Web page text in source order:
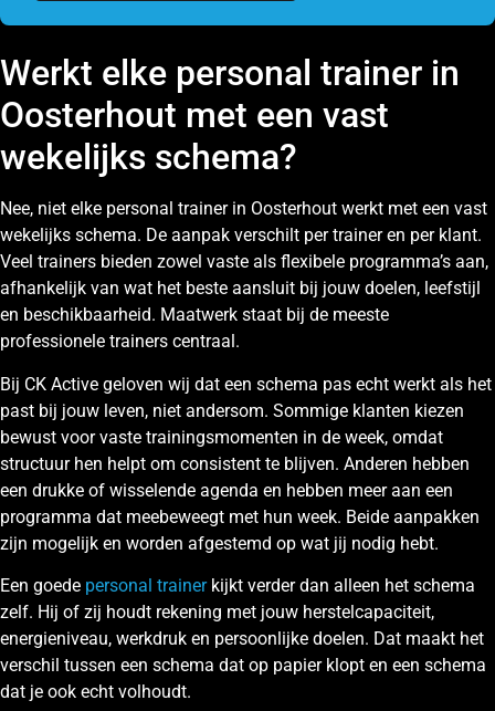
Werkt elke personal trainer in
Oosterhout met een vast
wekelijks schema?
Nee, niet elke personal trainer in Oosterhout werkt met een vast
wekelijks schema. De aanpak verschilt per trainer en per klant.
Veel trainers bieden zowel vaste als flexibele programma’s aan,
afhankelijk van wat het beste aansluit bij jouw doelen, leefstijl
en beschikbaarheid. Maatwerk staat bij de meeste
professionele trainers centraal.
Bij CK Active geloven wij dat een schema pas echt werkt als het
past bij jouw leven, niet andersom. Sommige klanten kiezen
bewust voor vaste trainingsmomenten in de week, omdat
structuur hen helpt om consistent te blijven. Anderen hebben
een drukke of wisselende agenda en hebben meer aan een
programma dat meebeweegt met hun week. Beide aanpakken
zijn mogelijk en worden afgestemd op wat jij nodig hebt.
Een goede personal trainerkijkt verder dan alleen het schema
zelf. Hij of zij houdt rekening met jouw herstelcapaciteit,
energieniveau, werkdruk en persoonlijke doelen. Dat maakt het
verschil tussen een schema dat op papier klopt en een schema
dat je ook echt volhoudt.